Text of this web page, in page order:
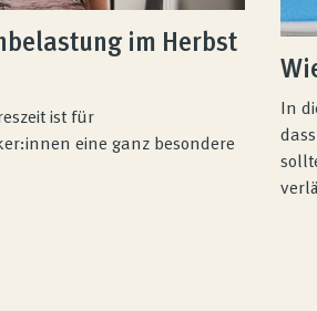
im Herbst
ist für
eine ganz besondere
In